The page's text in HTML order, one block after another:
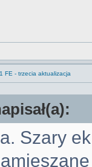
FE - trzecia aktualizacja
Szary